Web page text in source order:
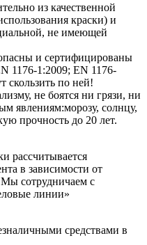
из качественной
краски) и
не имеющей
и сертифицированы
1176-1:2009; EN 1176-
скользить по ней!
не боятся ни грязи, ни
явлениям:морозу, солнцу,
прочность до 20 лет.
рассчитывается
в зависимости от
Мы сотрудничаем с
линии»
средствами в